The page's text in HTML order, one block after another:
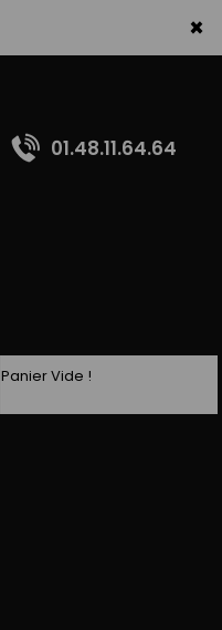
×
01.48.11.64.64
Panier Vide !